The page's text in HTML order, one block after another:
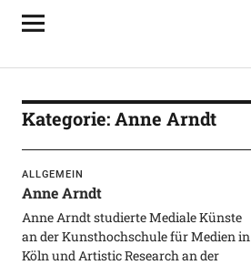
Kategorie:Anne Arndt
ALLGEMEIN
Anne Arndt
Anne Arndt studierte Mediale Künste
an der Kunsthochschule für Medien in
Köln und Artistic Research an der